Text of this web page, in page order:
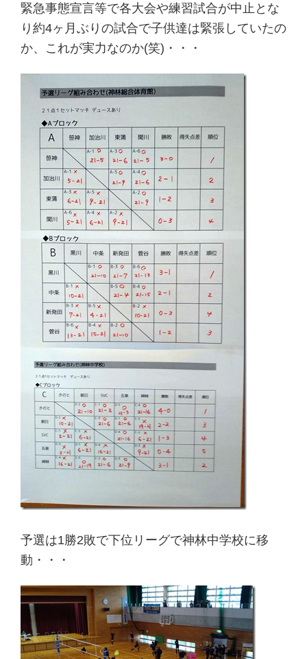
緊急事態宣言等で各大会や練習試合が中止とな
り約4ヶ月ぶりの試合で子供達は緊張していたの
か、これが実力なのか(笑)・・・
予選は1勝2敗で下位リーグで神林中学校に移
動 ・・・